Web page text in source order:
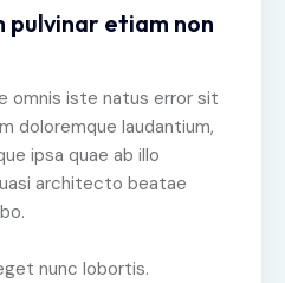
pulvinar etiam non
omnis iste natus error sit
doloremque laudantium,
ipsa quae ab illo
architecto beatae
nunc lobortis.